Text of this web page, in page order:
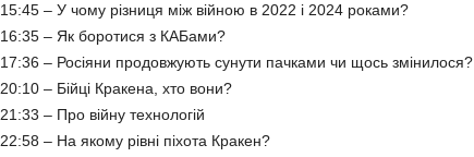
– У чому різниця між війною в 2022 і 2024 роками?
– Як боротися з КАБами?
– Росіяни продовжують сунути пачками чи щось змінилося?
– Бійці Кракена, хто вони?
– Про війну технологій
– На якому рівні піхота Кракен?